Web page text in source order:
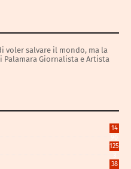
voler salvare il mondo, ma la
Giornalista e Artista
14
90
125
3
38